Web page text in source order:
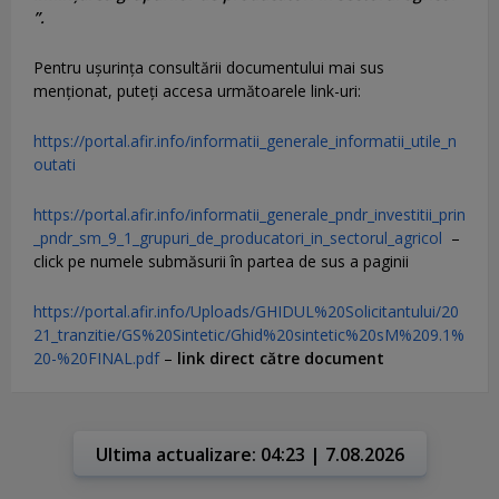
”.
Pentru uşurinţa consultării documentului mai sus
menţionat, puteţi accesa următoarele link-uri:
https://portal.afir.info/informatii_generale_informatii_utile_n
outati
https://portal.afir.info/informatii_generale_pndr_investitii_prin
_pndr_sm_9_1_grupuri_de_producatori_in_sectorul_agricol –
click pe numele submăsurii în partea de sus a paginii
https://portal.afir.info/Uploads/GHIDUL%20Solicitantului/20
21_tranzitie/GS%20Sintetic/Ghid%20sintetic%20sM%209.1%
20-%20FINAL.pdf– link direct către document
Ultima actualizare: 04:23 | 7.08.2026